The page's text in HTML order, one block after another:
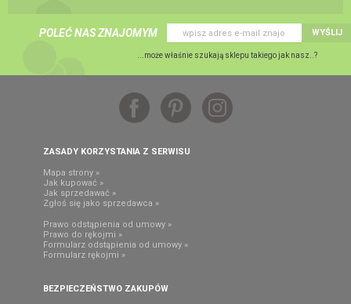
POLEĆ NAS ZNAJOMYM WYŚLIJ
...może właśnie szukają sklepu takiego jak nasz..?
ZASADY KORZYSTANIA Z SERWISU
Mapa strony »
Jak kupować »
Jak sprzedawać »
Zgłoś się jako sprzedawca »
Prawo odstąpienia od umowy »
Prawo do rękojmi »
Formularz odstąpienia od umowy »
Formularz rękojmi »
BEZPIECZEŃSTWO ZAKUPÓW